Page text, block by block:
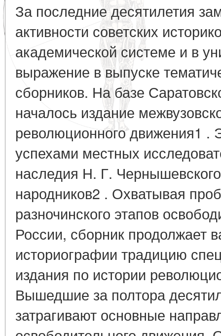
За последние десятилетия
активности советских
академической системе и в
выражение в выпуске
сборников. На базе
началось издание
революционного движения1 .
успехами местных
наследия Н. Г.
народников2 . Охватывая
разночинского этапов
России, сборник продолжает
историографии традицию
издания по истории
Вышедшие за полтора
затрагивают основные